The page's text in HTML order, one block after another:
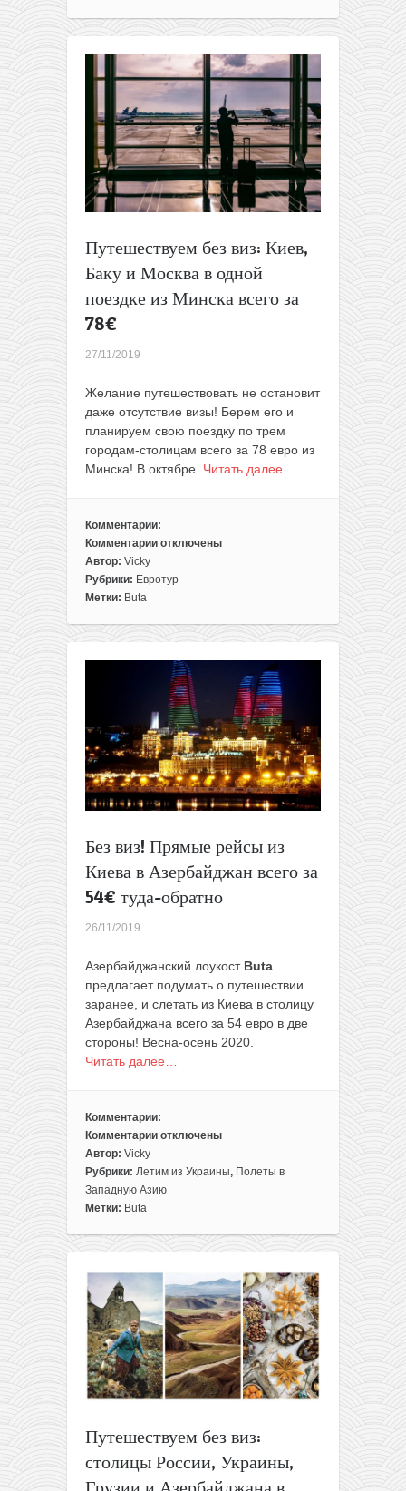
Киева
всего
113€
туда-
обратно!
Весна-
осень
Путешествуем без виз: Киев,
Баку и Москва в одной
поездке из Минска всего за
78€
27/11/2019
Желание путешествовать не остановит
даже отсутствие визы! Берем его и
планируем свою поездку по трем
городам-столицам всего за 78 евро из
Минска! В октябре. Читать далее…
Комментарии:
Комментарии
к
записи
Путешествуем
виз:
одной
поездке
из
Минска
всего
78€
отключены
Автор: Vicky
Рубрики: Евротур
Метки: Buta
Без виз! Прямые рейсы из
Киева в Азербайджан всего за
54€ туда-обратно
26/11/2019
Азербайджанский лоукост Buta
предлагает подумать о путешествии
заранее, и слетать из Киева в столицу
Азербайджана всего за 54 евро в две
стороны! Весна-осень 2020.
Читать далее…
Комментарии:
Комментарии
к
записи
Без
виз!
Киева
в
Азербайджан
всего
за
54€
туда-
отключены
Автор: Vicky
Рубрики: Летим из Украины, Полеты в
Западную Азию
Метки: Buta
Путешествуем без виз:
столицы России, Украины,